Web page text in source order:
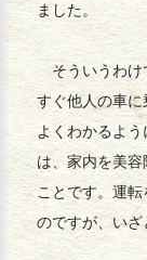
ました。
そういうわけ
すぐ他人の車
よくわかるよ
は、家内を美
ことです。運
のですが、い